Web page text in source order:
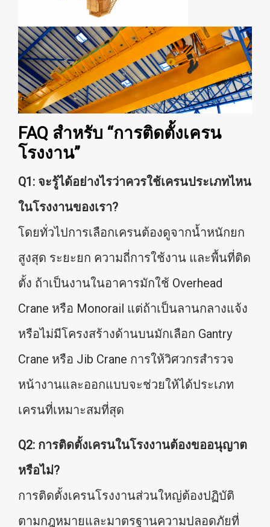
FAQ สำหรับ “การติดตั้งเครน
โรงงาน”
Q1: จะรู้ได้อย่างไรว่าควรใช้เครนประเภทไหน
ในโรงงานของเรา?
โดยทั่วไปการเลือกเครนต้องดูจากน้ำหนักยก
สูงสุด ระยะยก ความถี่การใช้งาน และพื้นที่ติด
ตั้ง ถ้าเป็นงานในอาคารมักใช้ Overhead
Crane หรือ Monorail แต่ถ้าเป็นลานกลางแจ้ง
หรือไม่มีโครงสร้างด้านบนมักเลือก Gantry
Crane หรือ Jib Crane การให้วิศวกรสำรวจ
หน้างานและออกแบบจะช่วยให้ได้ประเภท
เครนที่เหมาะสมที่สุด
Q2: การติดตั้งเครนในโรงงานต้องขออนุญาต
หรือไม่?
การติดตั้งเครนโรงงานส่วนใหญ่ต้องปฏิบัติ
ตามกฎหมายและมาตรฐานความปลอดภัยที่